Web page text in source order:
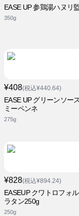
EASE UP 参鶏湯ハヌリ
350g
¥408(税込¥440.64)
EASE UP グリーンソー
ミーペンネ
275g
¥828(税込¥894.24)
EASEUP クワトロフォ
ラタン250g
250g